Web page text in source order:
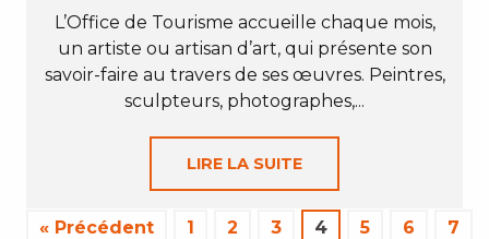
L’Office de Tourisme accueille chaque mois,
un artiste ou artisan d’art, qui présente son
savoir-faire au travers de ses œuvres. Peintres,
sculpteurs, photographes,...
LIRE LA SUITE
« Précédent 1 2 3 4 5 6 7